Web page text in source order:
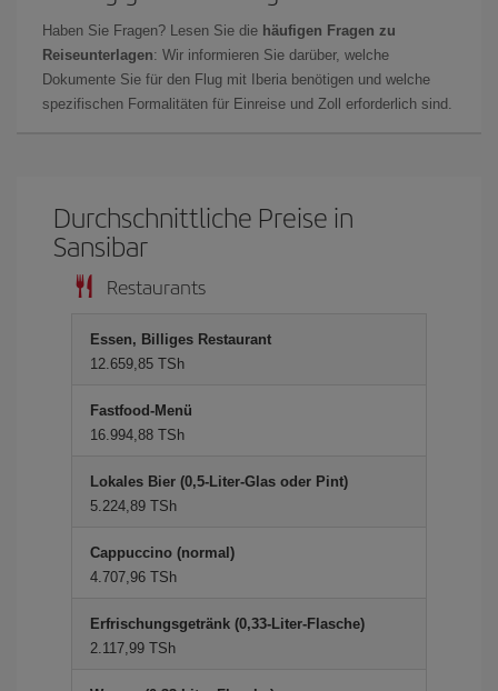
Haben Sie Fragen? Lesen Sie die häufigen Fragen zu
Reiseunterlagen: Wir informieren Sie darüber, welche
Dokumente Sie für den Flug mit Iberia benötigen und welche
spezifischen Formalitäten für Einreise und Zoll erforderlich sind.
Durchschnittliche Preise in
Sansibar
Restaurants
Essen, Billiges Restaurant
12.659,85 TSh
Fastfood-Menü
16.994,88 TSh
Lokales Bier (0,5-Liter-Glas oder Pint)
5.224,89 TSh
Cappuccino (normal)
4.707,96 TSh
Erfrischungsgetränk (0,33-Liter-Flasche)
2.117,99 TSh